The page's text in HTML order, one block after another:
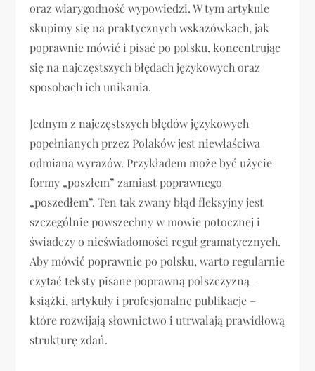
oraz wiarygodność wypowiedzi. W tym artykule
skupimy się na praktycznych wskazówkach, jak
poprawnie mówić i pisać po polsku, koncentrując
się na najczęstszych błędach językowych oraz
sposobach ich unikania.
Jednym z najczęstszych błędów językowych
popełnianych przez Polaków jest niewłaściwa
odmiana wyrazów. Przykładem może być użycie
formy „poszłem” zamiast poprawnego
„poszedłem”. Ten tak zwany błąd fleksyjny jest
szczególnie powszechny w mowie potocznej i
świadczy o nieświadomości reguł gramatycznych.
Aby mówić poprawnie po polsku, warto regularnie
czytać teksty pisane poprawną polszczyzną –
książki, artykuły i profesjonalne publikacje –
które rozwijają słownictwo i utrwalają prawidłową
strukturę zdań.